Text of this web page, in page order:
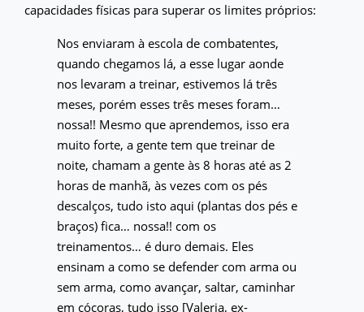
capacidades físicas para superar os limites próprios:
Nos enviaram à escola de combatentes,
quando chegamos lá, a esse lugar aonde
nos levaram a treinar, estivemos lá três
meses, porém esses três meses foram…
nossa!! Mesmo que aprendemos, isso era
muito forte, a gente tem que treinar de
noite, chamam a gente às 8 horas até as 2
horas de manhã, às vezes com os pés
descalços, tudo isto aqui (plantas dos pés e
braços) fica… nossa!! com os
treinamentos… é duro demais. Eles
ensinam a como se defender com arma ou
sem arma, como avançar, saltar, caminhar
em cócoras, tudo isso [Valeria, ex-